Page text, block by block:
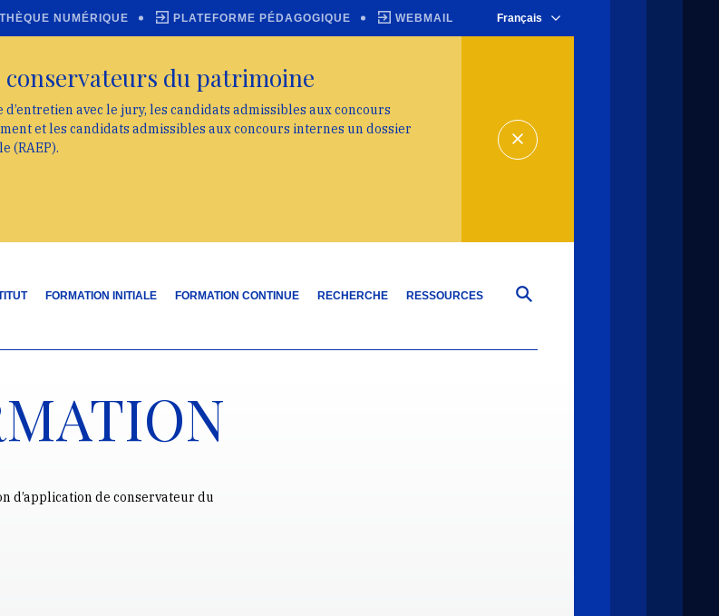
FORMATION INITIALE FORMATION CONTINUE RECHERCHE RESSOURCES
NUMÉRIQUE PLATEFORME PÉDAGOGIQUE WEBMAIL Français
conservateurs du patrimoine
avec le jury, les candidats admissibles aux concours
et les candidats admissibles aux concours internes un dossier
(RAEP).
d’application de conservateur du